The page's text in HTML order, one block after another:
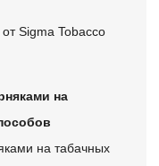
Sigma Tobacco
на
на табачных